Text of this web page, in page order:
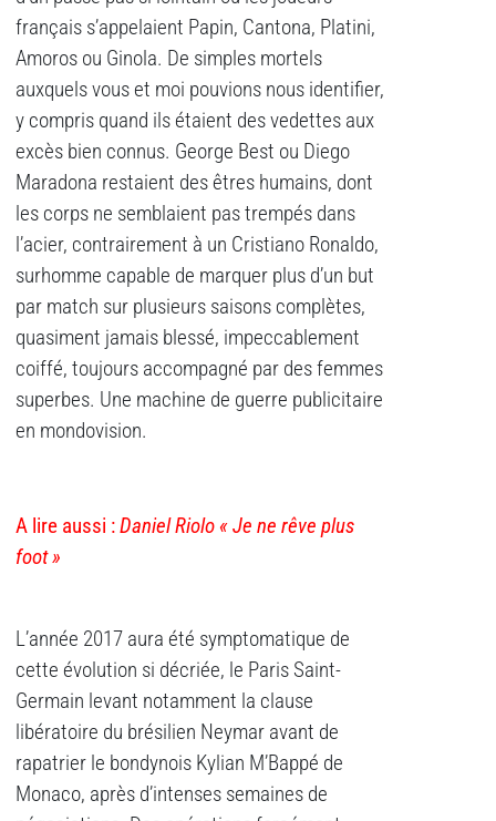
français s’appelaient Papin, Cantona, Platini,
Amoros ou Ginola. De simples mortels
auxquels vous et moi pouvions nous identifier,
y compris quand ils étaient des vedettes aux
excès bien connus. George Best ou Diego
Maradona restaient des êtres humains, dont
les corps ne semblaient pas trempés dans
l’acier, contrairement à un Cristiano Ronaldo,
surhomme capable de marquer plus d’un but
par match sur plusieurs saisons complètes,
quasiment jamais blessé, impeccablement
coiffé, toujours accompagné par des femmes
superbes. Une machine de guerre publicitaire
en mondovision.
A lire aussi :Daniel Riolo «Je ne rêve plus
foot »
L’année 2017 aura été symptomatique de
cette évolution si décriée, le Paris Saint-
Germain levant notamment la clause
libératoire du brésilien Neymar avant de
rapatrier le bondynois Kylian M’Bappé de
Monaco, après d’intenses semaines de